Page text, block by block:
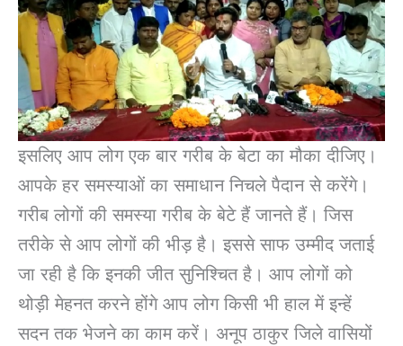
इसलिए आप लोग एक बार गरीब के बेटा का मौका दीजिए।
आपके हर समस्याओं का समाधान निचले पैदान से करेंगे।
गरीब लोगों की समस्या गरीब के बेटे हैं जानते हैं। जिस
तरीके से आप लोगों की भीड़ है। इससे साफ उम्मीद जताई
जा रही है कि इनकी जीत सुनिश्चित है। आप लोगों को
थोड़ी मेहनत करने होंगे आप लोग किसी भी हाल में इन्हें
सदन तक भेजने का काम करें। अनूप ठाकुर जिले वासियों